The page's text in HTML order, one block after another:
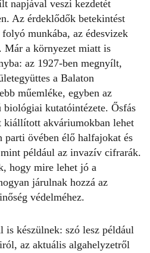
napjával veszi kezdetét
Az érdeklődők betekintést
munkába, az édesvizek
Már a környezet miatt is
az 1927-ben megnyílt,
a Balaton
műemléke, egyben az
biológiai kutatóintézete. Ősfás
kiállított akváriumokban lehet
parti övében élő halfajokat és
például az invazív cifrarák.
hogy mire lehet jó a
járulnak hozzá az
védelméhez.
is készülnek: szó lesz például
az aktuális algahelyzetről